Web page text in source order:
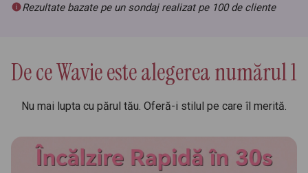
Rezultate bazate pe un sondaj realizat pe 100 de cliente
De ce Wavie este alegerea numărul 1
Nu mai lupta cu părul tău. Oferă-i stilul pe care îl merită.